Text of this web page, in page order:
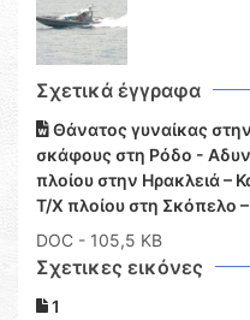
Σχετικά έγγραφα
Θάνατος γυναίκας
σκάφους στη Ρόδο -
πλοίου στην Ηρακλειά –
Τ/Χ πλοίου στη Σκόπελο
DOC - 105,5 KB
Σχετικες εικόνες
1